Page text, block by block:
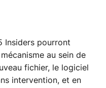
Insiders pourront
au sein de
fichier, le logiciel
intervention, et en